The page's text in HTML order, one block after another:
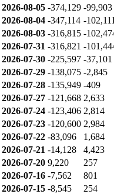
2026-08-05 -374,129 -99,903
2026-08-04 -347,114 -102,111
2026-08-03 -316,815 -
2026-07-31 -316,821 -
2026-07-30 -225,597 -37,101
2026-07-29 -138,075 -2,845
2026-07-28 -135,949 -409
2026-07-27 -121,668 2,633
2026-07-24 -123,406 2,814
2026-07-23 -120,600 2,984
2026-07-22 -83,096 1,684
2026-07-21 -14,128 4,423
2026-07-20 9,220 257
2026-07-16 -7,562 801
2026-07-15 -8,545 254